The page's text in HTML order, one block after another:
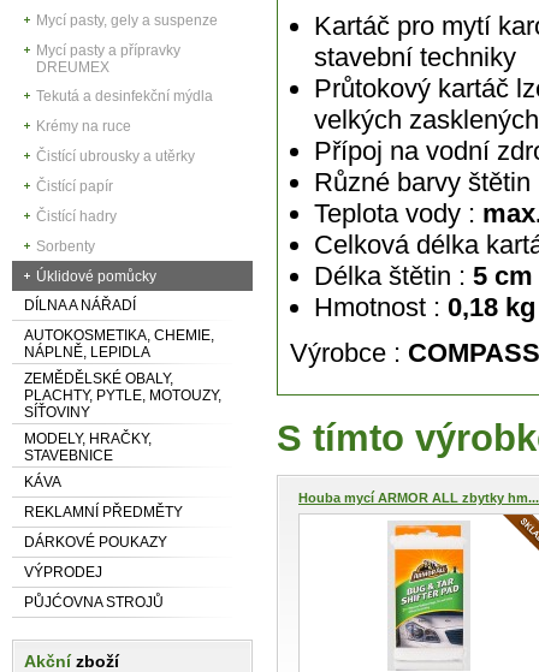
Mycí pasty, gely a suspenze
Mycí pasty a přípravky
DREUMEX
Tekutá a desinfekční mýdla
Krémy na ruce
Čistící ubrousky a utěrky
Čistící papír
Čistící hadry
Sorbenty
Úklidové pomůcky
DÍLNA A NÁŘADÍ
AUTOKOSMETIKA, CHEMIE,
NÁPLNĚ, LEPIDLA
ZEMĚDĚLSKÉ OBALY,
PLACHTY, PYTLE, MOTOUZY,
SÍŤOVINY
MODELY, HRAČKY,
STAVEBNICE
KÁVA
REKLAMNÍ PŘEDMĚTY
DÁRKOVÉ POUKAZY
VÝPRODEJ
PŮJĆOVNA STROJŮ
Akčnízboží
Kartáč pro mytí
stavební techniky
Průtokový kartáč
velkých
Přípoj na vodní
Různé barvy
Teplota vody :
Celková délka
Délka štětin : 5 cm
Hmotnost :0,18 kg
Výrobce :
S tímto
Houba mycí ARMOR ALL zbytky hm...